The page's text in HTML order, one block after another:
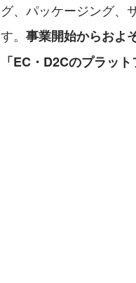
グ、パッケージング、
す。 事業開始からおよ
「EC・D2Cのプラッ